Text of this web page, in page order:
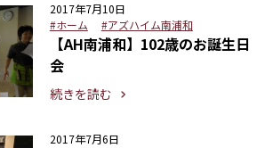
2017年7月10日
#ホーム
#アズハイム南浦和
【AH南浦和】102歳のお誕生日
会
続きを読む
2017年7月6日